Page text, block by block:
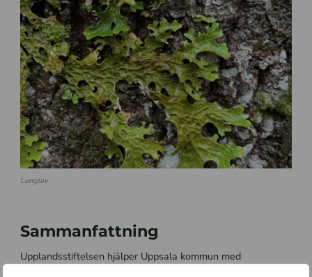
Lunglav
Sammanfattning
Upplandsstiftelsen hjälper Uppsala kommun med